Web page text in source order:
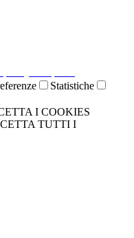
Statistiche
I COOKIES
TUTTI I